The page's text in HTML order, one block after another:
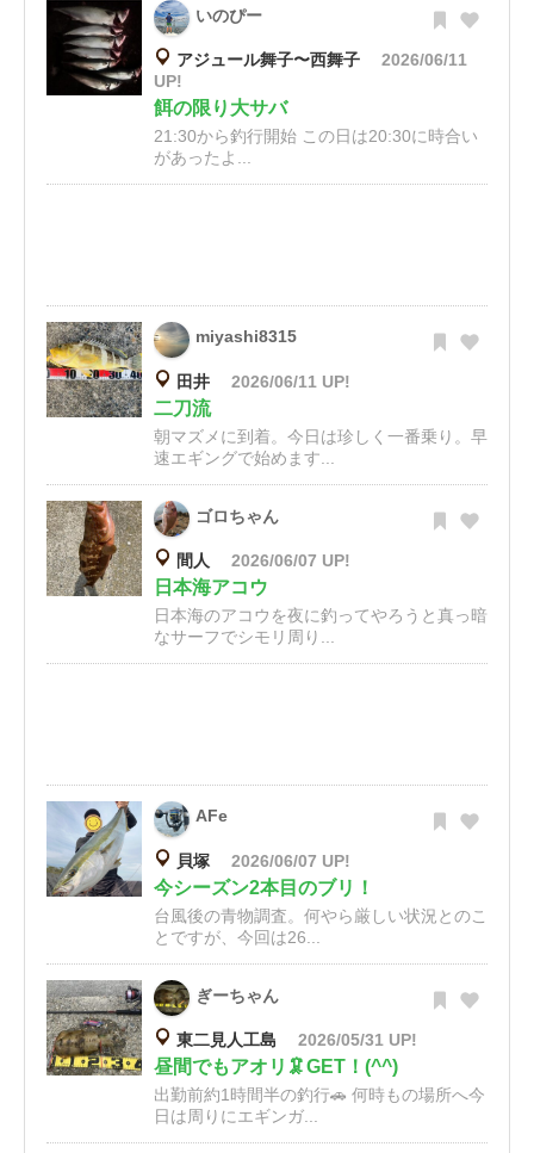
いのぴー
アジュール舞子〜西舞子
2026/06/11
UP!
餌の限り大サバ
21:30から釣行開始 この日は20:30に時合い
があったよ...
miyashi8315
田井 2026/06/11 UP!
二刀流
朝マズメに到着。今日は珍しく一番乗り。早
速エギングで始めます...
ゴロちゃん
間人 2026/06/07 UP!
日本海アコウ
日本海のアコウを夜に釣ってやろうと真っ暗
なサーフでシモリ周り...
AFe
貝塚 2026/06/07 UP!
今シーズン2本目のブリ！
台風後の青物調査。何やら厳しい状況とのこ
とですが、今回は26...
ぎーちゃん
東二見人工島 2026/05/31 UP!
昼間でもアオリ🦑GET！(^^)
出勤前約1時間半の釣行🚗 何時もの場所へ今
日は周りにエギンガ...